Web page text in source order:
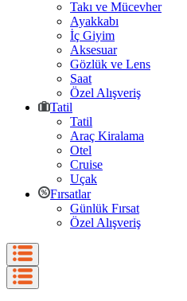
Takı ve Mücevher
Ayakkabı
İç Giyim
Aksesuar
Gözlük ve Lens
Saat
Özel Alışveriş
Tatil
Tatil
Araç Kiralama
Otel
Cruise
Uçak
Fırsatlar
Günlük Fırsat
Özel Alışveriş